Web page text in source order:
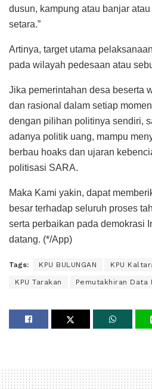
dusun, kampung atau banjar
setara.”
Artinya, target utama
pada wilayah pedesaan atau
Jika pemerintahan desa beserta
dan rasional dalam setiap
dengan pilihan politinya sendiri,
adanya politik uang, mampu
berbau hoaks dan ujaran
politisasi SARA.
Maka Kami yakin, dapat
besar terhadap seluruh proses
serta perbaikan pada demokrasi
datang. (*/App)
Tags: KPU BULUNGAN KPU
KPU Tarakan Pemutakhiran Data